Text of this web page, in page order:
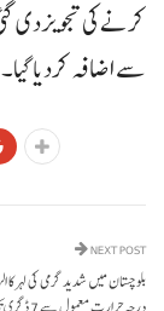
کرنے کی تجویزدی
سے اضافہ کردیا گیا۔
NEXT POST
بلوچستان میں شدید گرمی کی لہر